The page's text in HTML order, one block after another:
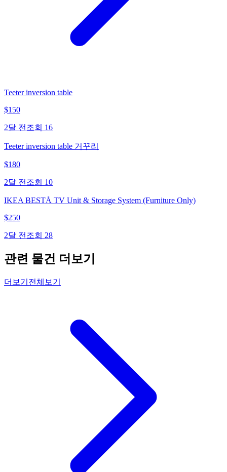
Teeter inversion table
$150
2달 전 조회 16
Teeter inversion table 거꾸리
$180
2달 전 조회 10
IKEA BESTÅ TV Unit & Storage System (Furniture Only)
$250
2달 전 조회 28
관련 물건 더보기
더보기 전체보기